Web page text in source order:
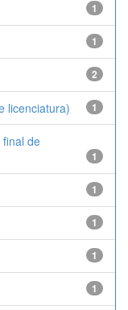
1
1
2
licenciatura) 1
de
1
1
1
1
1